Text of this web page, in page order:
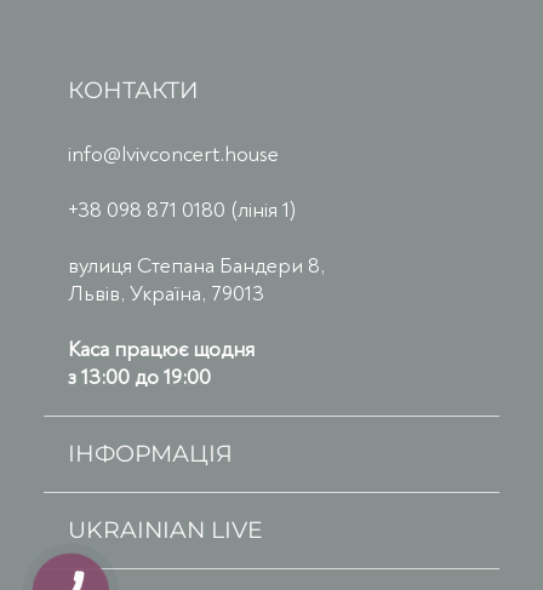
КОНТАКТИ
info@lvivconcert.house
+38 098 871 0180 (лінія 1)
вулиця Степана Бандери 8,
Львів, Україна, 79013
Каса працює щодня
з 13:00 до 19:00
ІНФОРМАЦІЯ
UKRAINIAN LIVE